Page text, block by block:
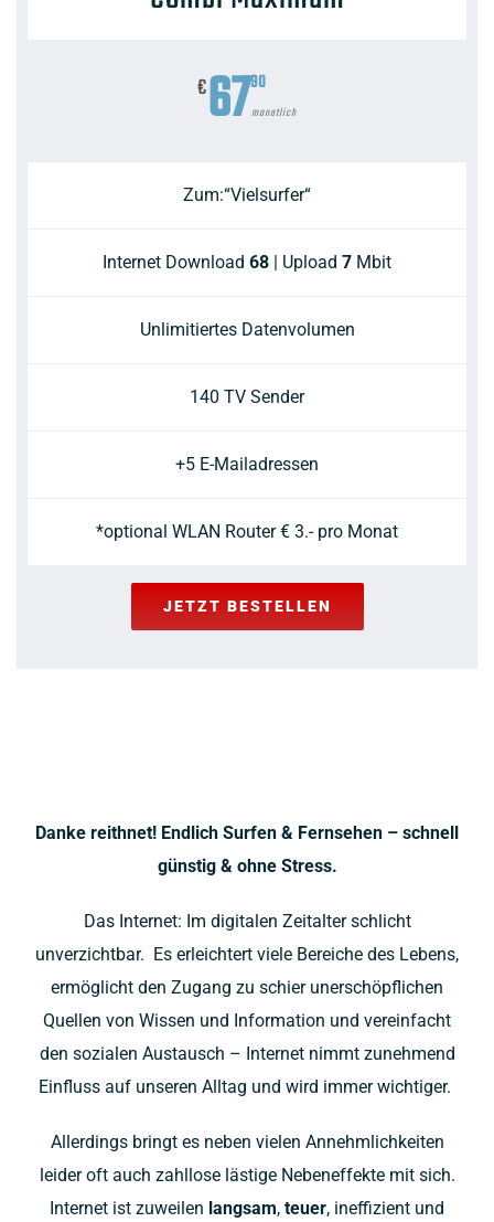
€6790
monatlich
Zum:“Vielsurfer“
Internet Download 68 | Upload 7 Mbit
Unlimitiertes Datenvolumen
140 TV Sender
+5 E-Mailadressen
*optional WLAN Router € 3.- pro Monat
JETZT BESTELLEN
Danke reithnet! Endlich Surfen & Fernsehen – schnell
günstig & ohne Stress.
Das Internet: Im digitalen Zeitalter schlicht
unverzichtbar. Es erleichtert viele Bereiche des Lebens,
ermöglicht den Zugang zu schier unerschöpflichen
Quellen von Wissen und Information und vereinfacht
den sozialen Austausch – Internet nimmt zunehmend
Einfluss auf unseren Alltag und wird immer wichtiger.
Allerdings bringt es neben vielen Annehmlichkeiten
leider oft auch zahllose lästige Nebeneffekte mit sich.
Internet ist zuweilen langsam, teuer, ineffizient und